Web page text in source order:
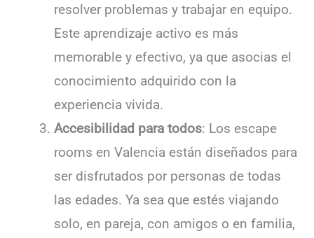
resolver problemas y trabajar en equipo.
Este aprendizaje activo es más
memorable y efectivo, ya que asocias el
conocimiento adquirido con la
experiencia vivida.
Accesibilidad para todos: Los escape
rooms en Valencia están diseñados para
ser disfrutados por personas de todas
las edades. Ya sea que estés viajando
solo, en pareja, con amigos o en familia,